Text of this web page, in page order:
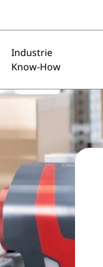
Industrie
Know-How